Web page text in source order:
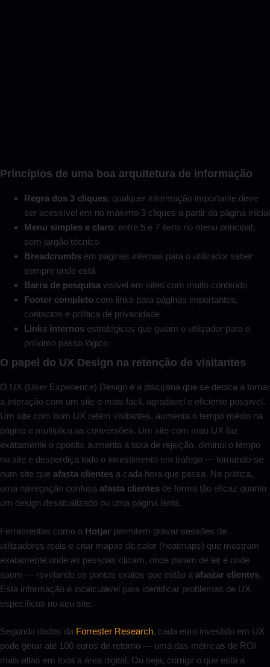
Princípios de uma boa arquitetura de informação
Regra dos 3 cliques: qualquer informação importante deve
ser acessível em no máximo 3 cliques a partir da página inicial
Menu simples e claro: entre 5 e 7 itens no menu principal,
sem jargão técnico
Breadcrumbs em páginas internas para o utilizador saber
sempre onde está
Barra de pesquisa visível em sites com muito conteúdo
Footer completo com links para páginas importantes,
contactos e política de privacidade
Links internos estratégicos que guiam o utilizador para o
próximo passo lógico
O papel do UX Design na retenção de visitantes
O UX (User Experience) Design é a disciplina que se dedica a tornar
a interação com um site o mais fácil, agradável e eficiente possível.
Um site com bom UX retém visitantes, aumenta o tempo médio na
página e multiplica as conversões. Um site com mau UX faz
exatamente o oposto: aumenta a taxa de rejeição, diminui o tempo
no site e desperdiça todo o investimento em tráfego — tornando-se
num site que afasta clientes a cada hora que passa. Na prática,
uma navegação confusa afasta clientes de forma tão eficaz quanto
um design desatualizado ou uma página lenta.
Ferramentas como o Hotjar permitem gravar sessões de
utilizadores reais e criar mapas de calor (heatmaps) que mostram
exatamente onde as pessoas clicam, onde param de ler e onde
saem — revelando os pontos exatos que estão a afastar clientes.
Esta informação é incalculável para identificar problemas de UX
específicos no seu site.
Segundo dados da Forrester Research, cada euro investido em UX
pode gerar até 100 euros de retorno — uma das métricas de ROI
mais altas em toda a área digital. Ou seja, corrigir o que está a